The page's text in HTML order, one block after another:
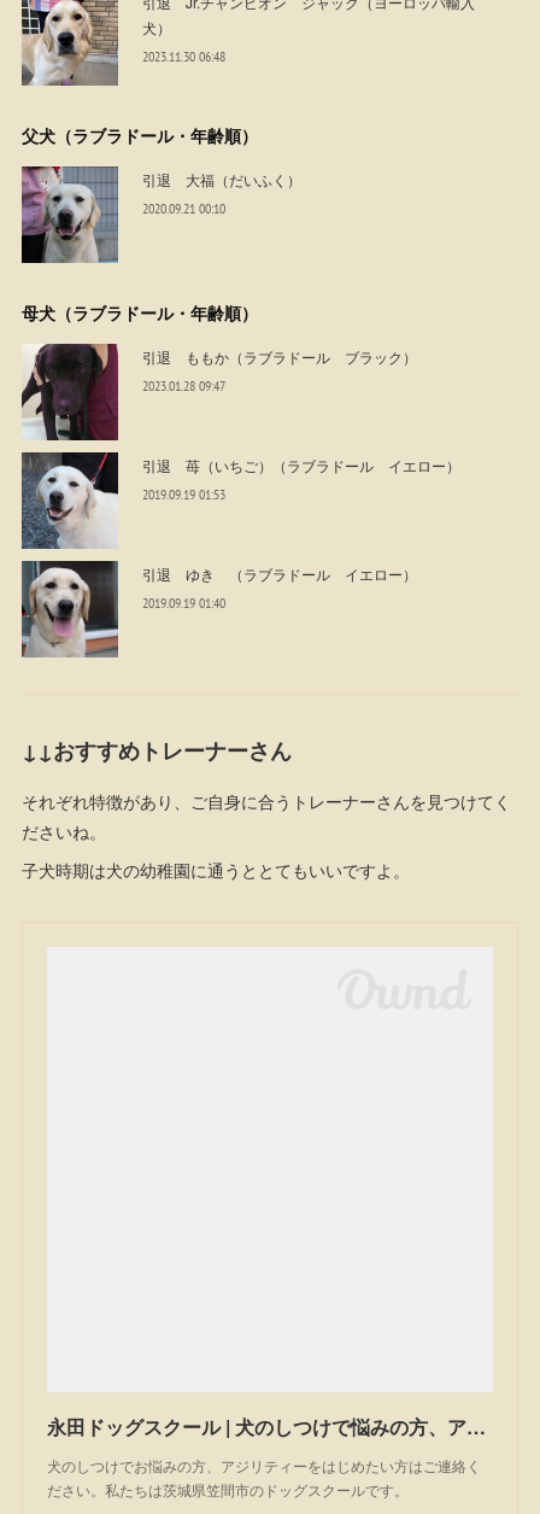
犬）
2023.11.30 06:48
父犬（ラブラドール・年齢順）
引退 大福（だいふく）
2020.09.21 00:10
母犬（ラブラドール・年齢順）
引退 ももか（ラブラドール ブラック）
2023.01.28 09:47
引退 苺（いちご）（ラブラドール イエロー）
2019.09.19 01:53
引退 ゆき （ラブラドール イエロー）
2019.09.19 01:40
↓↓おすすめトレーナーさん
それぞれ特徴があり、ご自身に合うトレーナーさんを見つけてく
ださいね。
子犬時期は犬の幼稚園に通うととてもいいですよ。
永田ドッグスクール | 犬のしつけで悩みの方、アジリティーを始めたい方は一度ご相談ください。私たちは茨城県笠間市のドッグスクールです。
犬のしつけでお悩みの方、アジリティーをはじめたい方はご連絡く
ださい。私たちは茨城県笠間市のドッグスクールです。